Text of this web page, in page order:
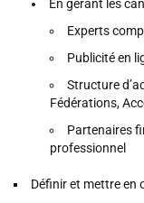
En gérant les
Experts
Publicité en
Structure
Fédérations,
Partenaires
professionnel
Définir et mettre en